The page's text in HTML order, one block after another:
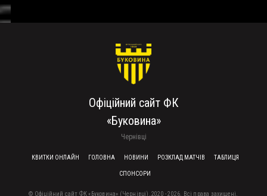
Офіційний сайт ФК
«Буковина»
Чернівці
FOOTER MENU
КВИТКИ ОНЛАЙН ГОЛОВНА НОВИНИ РОЗКЛАД МАТЧІВ ТАБЛИЦЯ
СПОНСОРИ
© Офіційний сайт ФК «Буковина» (Чернівці), 2020 - 2026. Всі права захищені.